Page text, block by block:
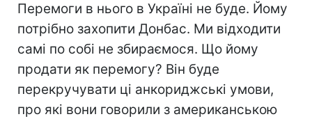
Перемоги в нього в Україні не буде. Йому
потрібно захопити Донбас. Ми відходити
самі по собі не збираємося. Що йому
продати як перемогу? Він буде
перекручувати ці анкориджські умови,
про які вони говорили з американською